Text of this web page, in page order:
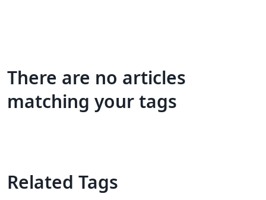
There are no articles
matching your tags
Related Tags